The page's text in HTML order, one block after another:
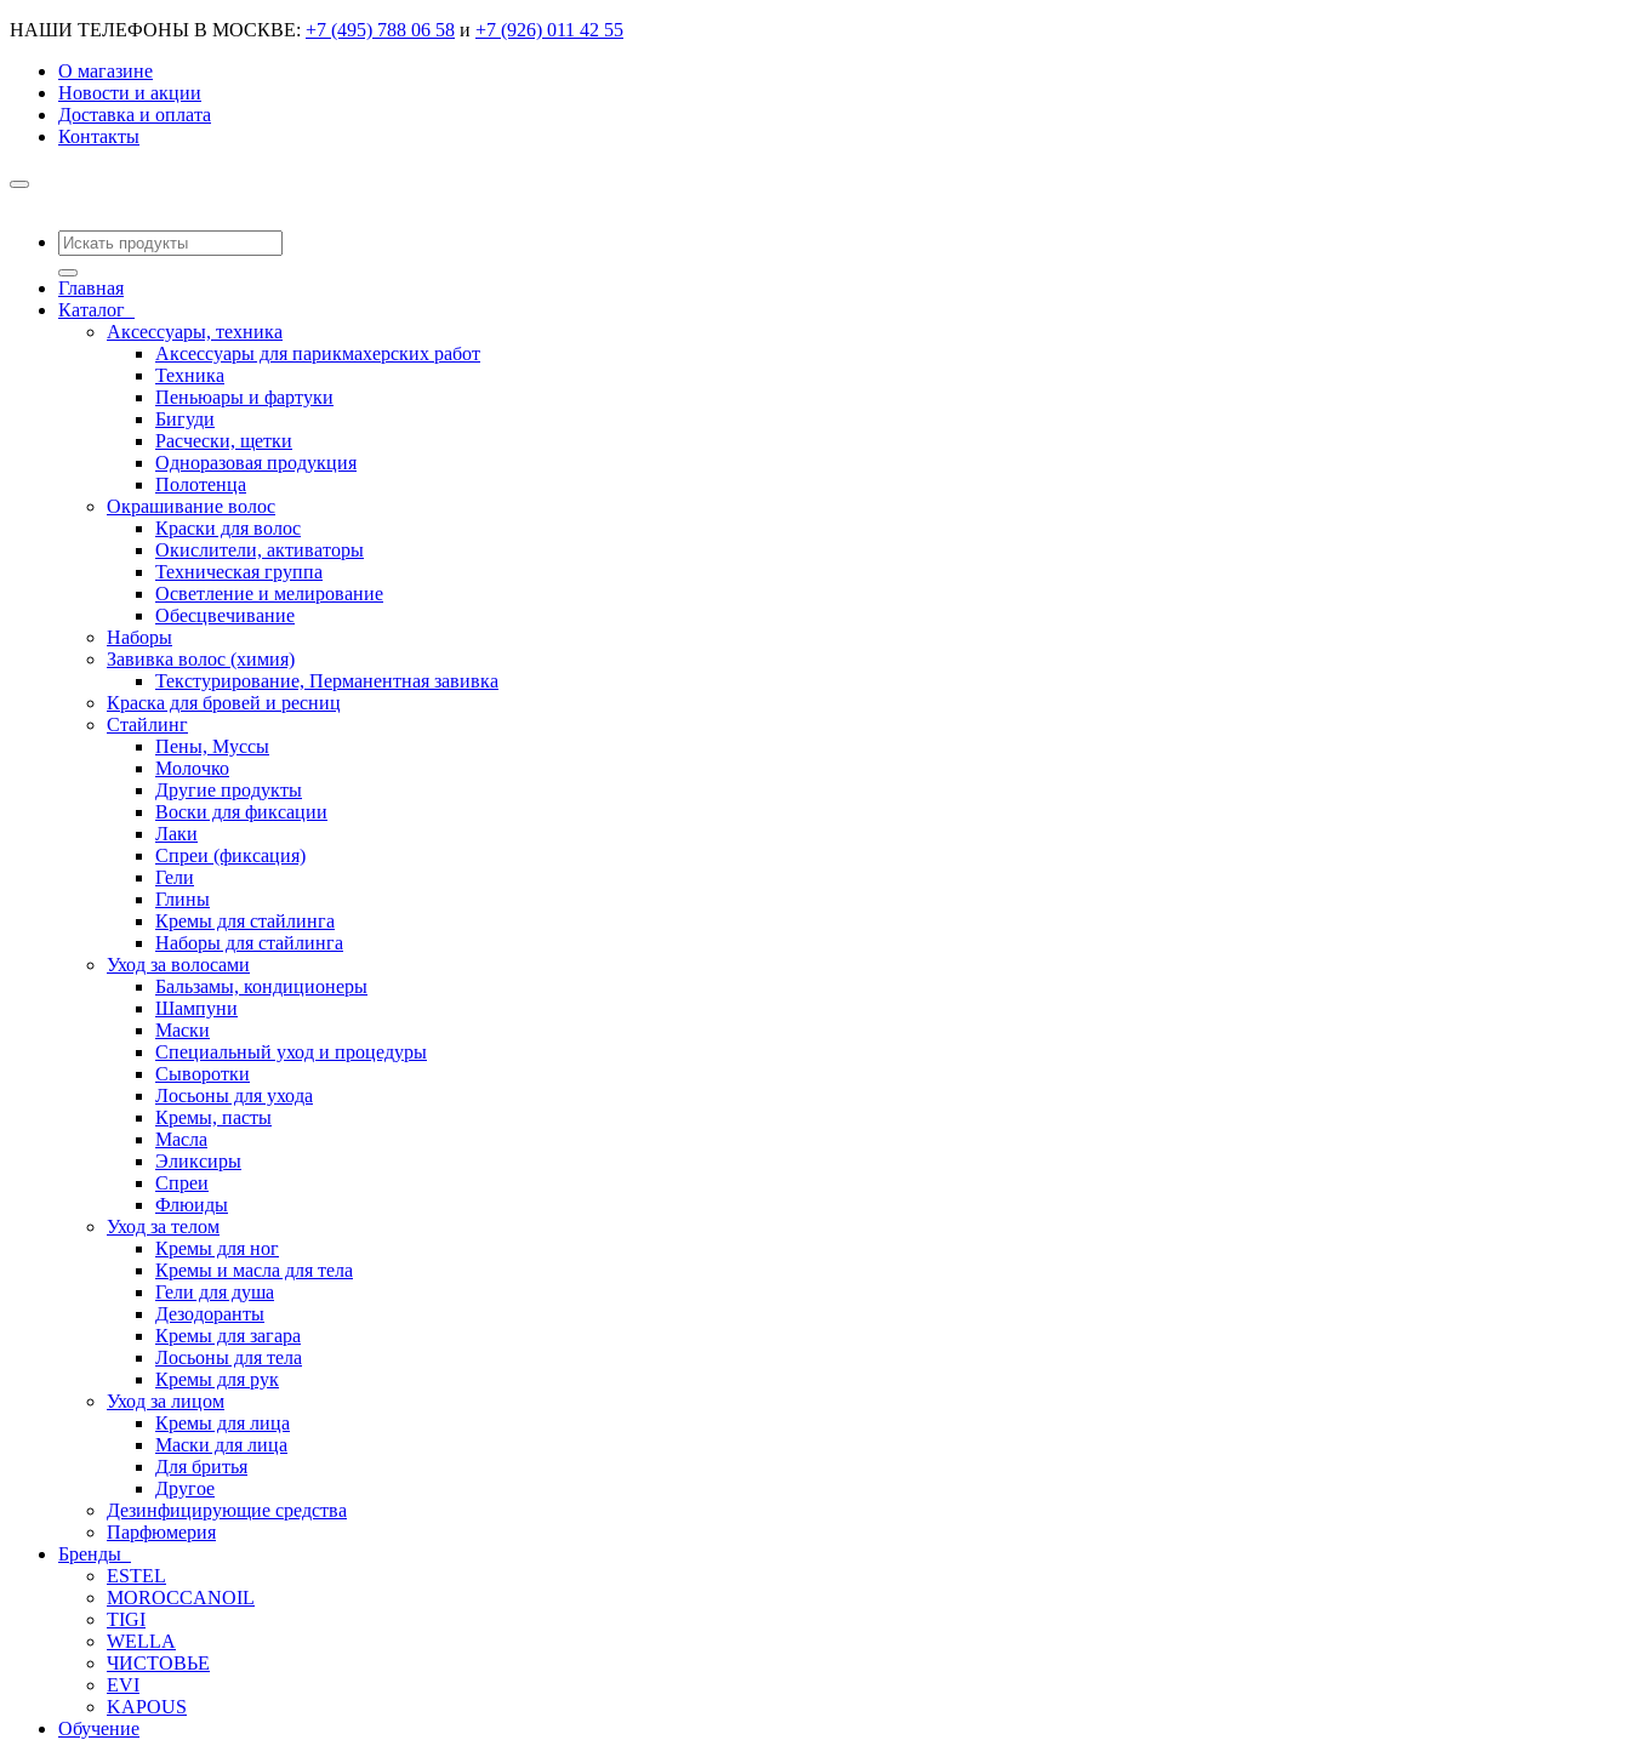
НАШИ ТЕЛЕФОНЫ В МОСКВЕ: +7 (495) 788 06 58 и +7 (926) 011 42 55
О магазине
Новости и акции
Доставка и оплата
Контакты
Главная
Каталог
Аксессуары, техника
Аксессуары для парикмахерских работ
Техника
Пеньюары и фартуки
Бигуди
Расчески, щетки
Одноразовая продукция
Полотенца
Окрашивание волос
Краски для волос
Окислители, активаторы
Техническая группа
Осветление и мелирование
Обесцвечивание
Наборы
Завивка волос (химия)
Текстурирование, Перманентная завивка
Краска для бровей и ресниц
Стайлинг
Пены, Муссы
Молочко
Другие продукты
Воски для фиксации
Лаки
Спреи (фиксация)
Гели
Глины
Кремы для стайлинга
Наборы для стайлинга
Уход за волосами
Бальзамы, кондиционеры
Шампуни
Маски
Специальный уход и процедуры
Сыворотки
Лосьоны для ухода
Кремы, пасты
Масла
Эликсиры
Спреи
Флюиды
Уход за телом
Кремы для ног
Кремы и масла для тела
Гели для душа
Дезодоранты
Кремы для загара
Лосьоны для тела
Кремы для рук
Уход за лицом
Кремы для лица
Маски для лица
Для бритья
Другое
Дезинфицирующие средства
Парфюмерия
Бренды
ESTEL
MOROCCANOIL
TIGI
WELLA
ЧИСТОВЬЕ
EVI
KAPOUS
Обучение